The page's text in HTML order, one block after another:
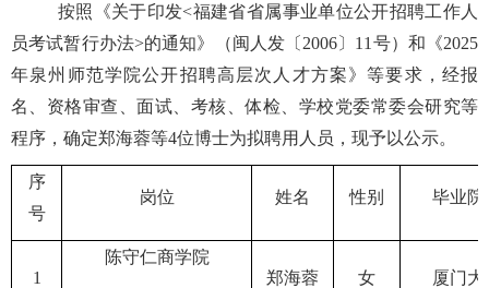
按照《关于印发<福建省省属事业单位公开招聘工作人
员考试暂行办法>的通知》
（闽人发〔 2006〕11号） 和 《2025
年泉州师范学院公开招聘高层次人才方案》等要求，经报
名、资格审查、面试、考核、体检
学校党委常委会研究等
程序，确定郑海蓉等4位博士为拟聘用人 员 ，现予以公示。
序
号
岗位 姓名 性别 毕业院
1
陈守仁商学院
郑海蓉 女 厦门大